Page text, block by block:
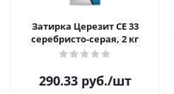
Затирка Церезит CE 33
серебристо-серая, 2 кг
290.33руб./шт